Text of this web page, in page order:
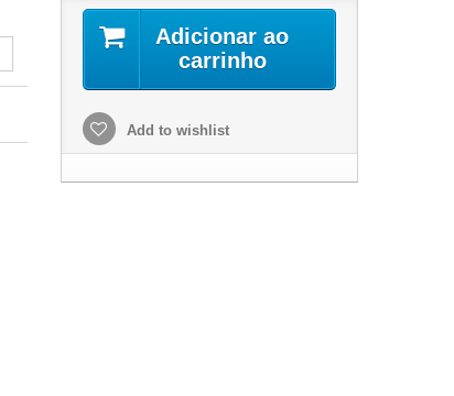
Adicionar ao
carrinho
Add to wishlist